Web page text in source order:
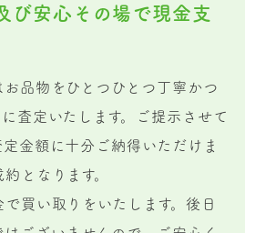
び安心その場で現金支
お品物をひとつひとつ丁寧かつ
に査定いたします。ご提示させて
定金額に十分ご納得いただけま
となります。
で買い取りをいたします。後日